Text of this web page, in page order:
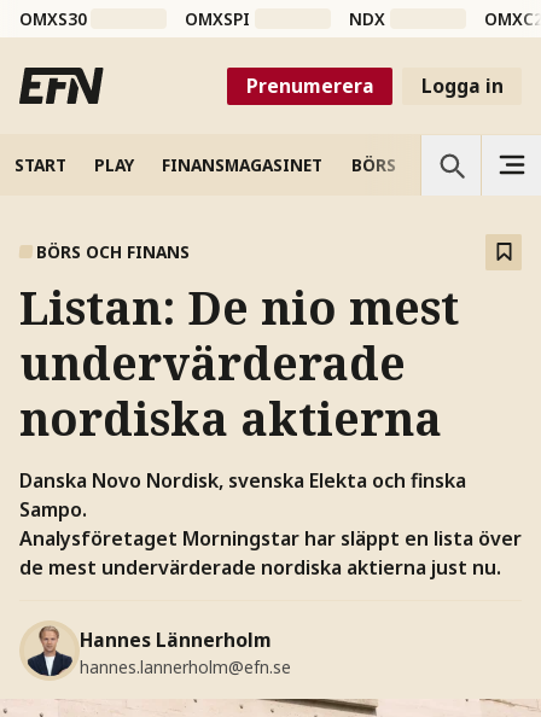
OMXS30 OMXSPI NDX
Prenumerera Logga in
START PLAY FINANSMAGASINET BÖRS VETENSKAP
BÖRS OCH FINANS
Listan: De nio mest
undervärderade
nordiska aktierna
Danska Novo Nordisk, svenska Elekta och finska
Sampo.
Analysföretaget Morningstar har släppt en lista över
de mest undervärderade nordiska aktierna just nu.
Hannes Lännerholm
hannes.lannerholm@efn.se